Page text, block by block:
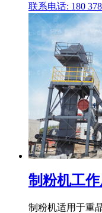
联系电话: 180
制粉机工
制粉机适用于重